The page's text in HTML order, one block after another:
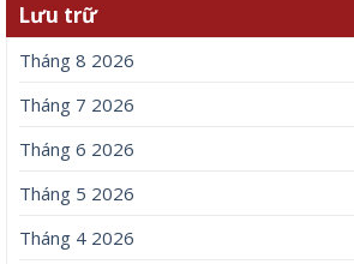
Lưu trữ
Tháng 8 2026
Tháng 7 2026
Tháng 6 2026
Tháng 5 2026
Tháng 4 2026